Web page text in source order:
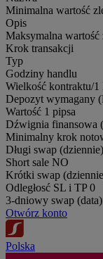
Minimalna wartość
Opis
Maksymalna wartość
Krok transakcji
Typ
Godziny handlu
Wielkość kontraktu/1
Depozyt wymagany
Wartość 1 pipsa
Dźwignia finansowa
Minimalny krok
Długi swap (dziennie)
Short sale NO
Krótki swap
Odległosć SL i TP 0
3-dniowy swap (data)
Otwórz konto
Polska